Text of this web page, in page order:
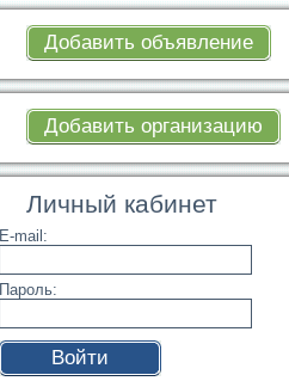
Добавить объявление
Добавить организацию
Личный кабинет
E-mail:
Пароль:
Войти